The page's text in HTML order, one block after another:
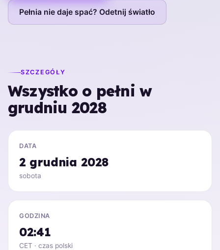
Pełnia nie daje spać? Odetnij światło
SZCZEGÓŁY
Wszystko o pełni w
grudniu 2028
DATA
2 grudnia 2028
sobota
GODZINA
02:41
CET · czas polski